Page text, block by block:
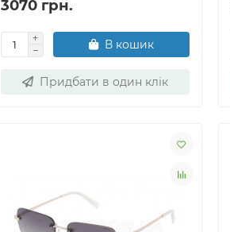
3070 грн.
В кошик
Придбати в один клік